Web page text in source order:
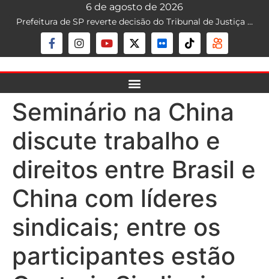
6 de agosto de 2026
Prefeitura de SP reverte decisão do Tribunal de Justiça que liberava mototáxi na capital; serviço segue proibido
Seminário na China
discute trabalho e
direitos entre Brasil e
China com líderes
sindicais; entre os
participantes estão